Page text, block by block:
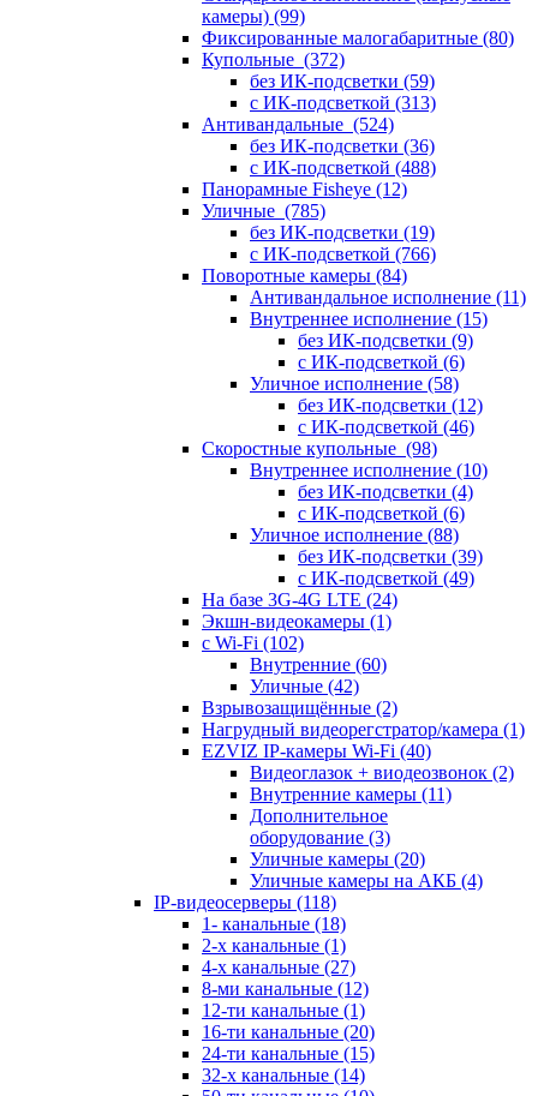
камеры) (99)
Фиксированные малогабаритные (80)
Купольные (372)
без ИК-подсветки (59)
с ИК-подсветкой (313)
Антивандальные (524)
без ИК-подсветки (36)
с ИК-подсветкой (488)
Панорамные Fisheye (12)
Уличные (785)
без ИК-подсветки (19)
с ИК-подсветкой (766)
Поворотные камеры (84)
Антивандальное исполнение (11)
Внутреннее исполнение (15)
без ИК-подсветки (9)
с ИК-подсветкой (6)
Уличное исполнение (58)
без ИК-подсветки (12)
с ИК-подсветкой (46)
Скоростные купольные (98)
Внутреннее исполнение (10)
без ИК-подсветки (4)
с ИК-подсветкой (6)
Уличное исполнение (88)
без ИК-подсветки (39)
с ИК-подсветкой (49)
На базе 3G-4G LTE (24)
Экшн-видеокамеры (1)
с Wi-Fi (102)
Внутренние (60)
Уличные (42)
Взрывозащищённые (2)
Нагрудный видеорегстратор/камера (1)
EZVIZ IP-камеры Wi-Fi (40)
Видеоглазок + виодеозвонок (2)
Внутренние камеры (11)
Дополнительное
оборудование (3)
Уличные камеры (20)
Уличные камеры на АКБ (4)
IP-видеосерверы (118)
1- канальные (18)
2-х канальные (1)
4-х канальные (27)
8-ми канальные (12)
12-ти канальные (1)
16-ти канальные (20)
24-ти канальные (15)
32-х канальные (14)